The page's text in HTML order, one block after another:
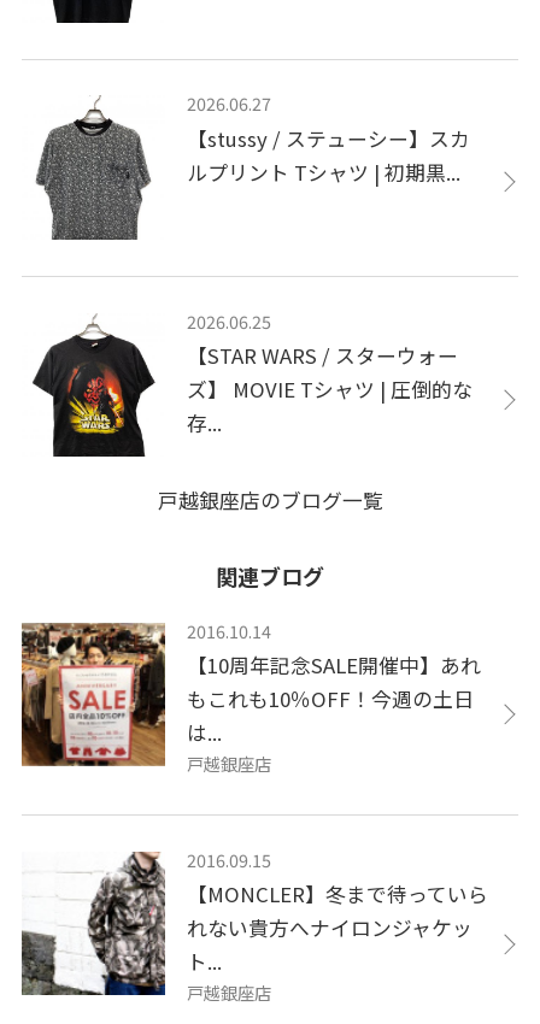
2026.06.27
【stussy / ステューシー】スカ
ルプリント Tシャツ | 初期黒...
2026.06.25
【STAR WARS / スターウォー
ズ】 MOVIE Tシャツ | 圧倒的な
存...
戸越銀座店のブログ一覧
関連ブログ
2016.10.14
【10周年記念SALE開催中】あれ
もこれも10％OFF！今週の土日
は...
戸越銀座店
2016.09.15
【MONCLER】冬まで待っていら
れない貴方へナイロンジャケッ
ト...
戸越銀座店